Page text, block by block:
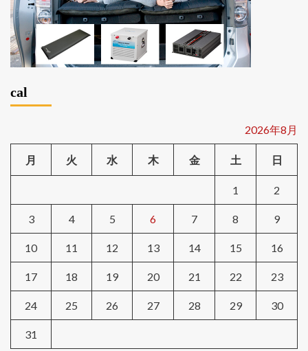
cal
2026年8月
月 火 水 木 金 土 日
1 2
3 4 5 6 7 8 9
10 11 12 13 14 15 16
17 18 19 20 21 22 23
24 25 26 27 28 29 30
31